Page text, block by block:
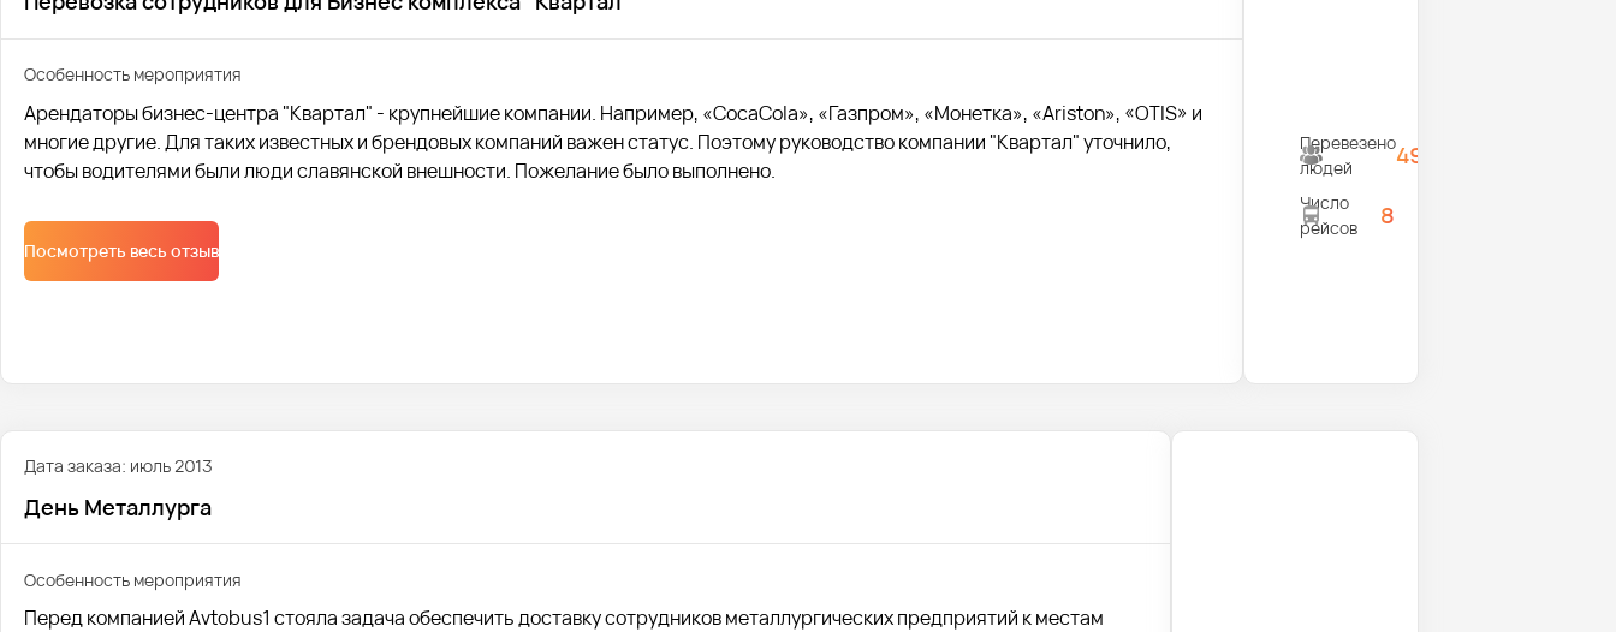
Особенность мероприятия
Арендаторы бизнес-центра "Квартал" - крупнейшие компании. Например, «CocaCola», «Газпром», «Монетка», «Ariston», «OTIS» и
многие другие. Для таких известных и брендовых компаний важен статус. Поэтому руководство компании "Квартал" уточнило,
чтобы водителями были люди славянской внешности. Пожелание было выполнено.
Посмотреть весь отзыв
Перевезено
людей
495
Число
рейсов
8
Дата заказа: июль 2013
День Металлурга
Особенность мероприятия
Перед компанией Avtobus1 стояла задача обеспечить доставку сотрудников металлургических предприятий к местам